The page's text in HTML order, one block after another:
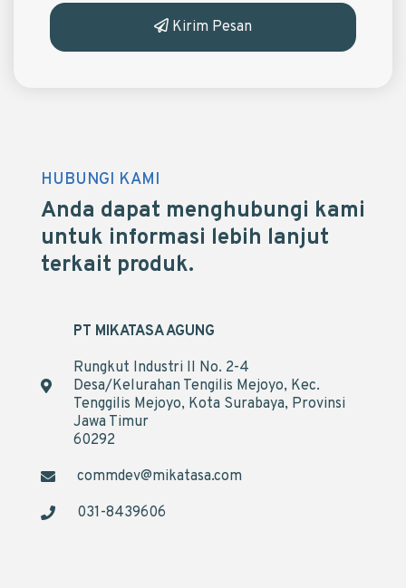
Kirim Pesan
HUBUNGI KAMI
Anda dapat menghubungi kami
untuk informasi lebih lanjut
terkait produk.
PT MIKATASA AGUNG
Rungkut Industri II No. 2-4
Desa/Kelurahan Tengilis Mejoyo, Kec.
Tenggilis Mejoyo, Kota Surabaya, Provinsi
Jawa Timur
60292
commdev@mikatasa.com
031-8439606